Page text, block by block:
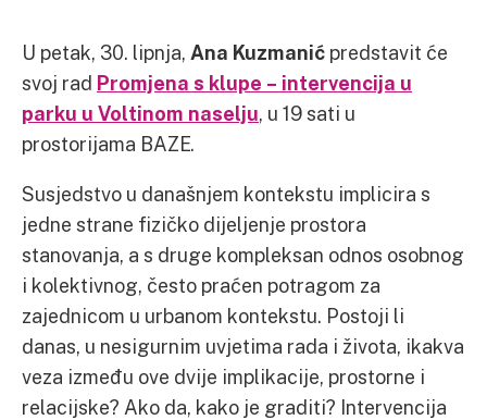
U petak, 30. lipnja, Ana Kuzmanić predstavit će
svoj rad Promjena s klupe – intervencija u
parku u Voltinom naselju, u 19 sati u
prostorijama BAZE.
Susjedstvo u današnjem kontekstu implicira s
jedne strane fizičko dijeljenje prostora
stanovanja, a s druge kompleksan odnos osobnog
i kolektivnog, često praćen potragom za
zajednicom u urbanom kontekstu. Postoji li
danas, u nesigurnim uvjetima rada i života, ikakva
veza između ove dvije implikacije, prostorne i
relacijske? Ako da, kako je graditi? Intervencija